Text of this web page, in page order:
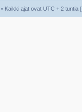
• Kaikki ajat ovat UTC + 2 tuntia [